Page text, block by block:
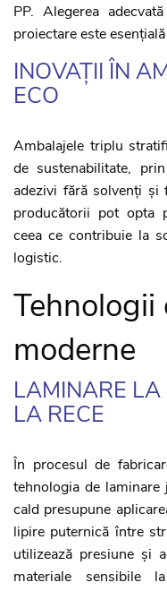
PP. Alegerea
proiectare este
INOVAȚII ÎN
ECO
Ambalajele triplu
de sustenabilitate,
adezivi fără solvenți și
producătorii pot opta
ceea ce contribuie la
logistic.
moderne
LAMINARE
LA RECE
În procesul de
tehnologia de
cald presupune
lipire puternică între
utilizează presiune și
materiale sensibile